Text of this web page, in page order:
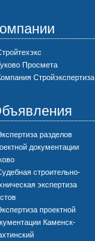
Просмета
Стройэкспертиза
разделов
документации
строительно-
экспертиза
проектной
Каменск-